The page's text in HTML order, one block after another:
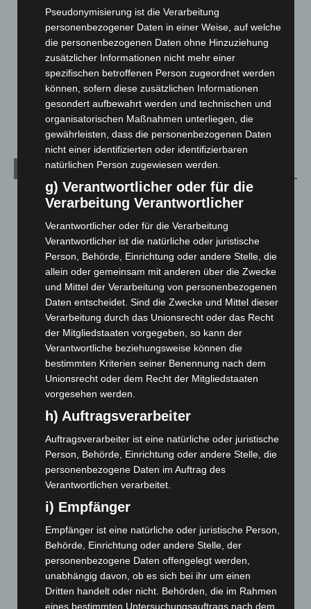
Langenhagen und Ortsteile
Leserbriefe
Menschen
Über uns
Veranstaltungen
1.271
Archiv
August 2026(14)
Juli 2026
(73)
Juni 2026(139)
Mai 2026(99)
April 2026(99)
März 2026 (115)
Februar 2026(109)
Januar 2026(122)
Dezember 2025(103)
November 2025(114)
Oktober 2025
September 2025
(93)
August 2025 (90)
Juli 2025(90)
Juni 2025(103)
Mai 2025(112)
April 2025(88)
März 2025(111)
Februar 2025(96)
Januar 2025 (88)
Pseudonymisierung ist die Verarbeitung
personenbezogener Daten in einer Weise, auf welche
die personenbezogenen Daten ohne Hinzuziehung
zusätzlicher Informationen nicht mehr einer
spezifischen betroffenen Person zugeordnet werden
können, sofern diese zusätzlichen Informationen
gesondert aufbewahrt werden und technischen und
organisatorischen Maßnahmen unterliegen, die
gewährleisten, dass die personenbezogenen Daten
nicht einer identifizierten oder identifizierbaren
natürlichen Person zugewiesen werden.
g) Verantwortlicher oder für die
Verarbeitung Verantwortlicher
Verantwortlicher oder für die Verarbeitung
Verantwortlicher ist die natürliche oder juristische
Person, Behörde, Einrichtung oder andere Stelle, die
allein oder gemeinsam mit anderen über die Zwecke
und Mittel der Verarbeitung von personenbezogenen
Daten entscheidet. Sind die Zwecke und Mittel dieser
Verarbeitung durch das Unionsrecht oder das Recht
der Mitgliedstaaten vorgegeben, so kann der
Verantwortliche beziehungsweise können die
bestimmten Kriterien seiner Benennung nach dem
Unionsrecht oder dem Recht der Mitgliedstaaten
vorgesehen werden.
h) Auftragsverarbeiter
Auftragsverarbeiter ist eine natürliche oder juristische
Person, Behörde, Einrichtung oder andere Stelle, die
personenbezogene Daten im Auftrag des
Verantwortlichen verarbeitet.
i) Empfänger
Empfänger ist eine natürliche oder juristische Person,
Behörde, Einrichtung oder andere Stelle, der
personenbezogene Daten offengelegt werden,
unabhängig davon, ob es sich bei ihr um einen
Dritten handelt oder nicht. Behörden, die im Rahmen
eines bestimmten Untersuchungsauftrags nach dem